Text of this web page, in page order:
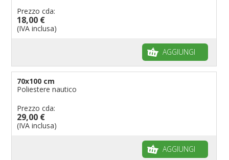
Prezzo cda:
18,00 €
(IVA inclusa)
AGGIUNGI
70x100 cm
Poliestere nautico
Prezzo cda:
29,00 €
(IVA inclusa)
AGGIUNGI